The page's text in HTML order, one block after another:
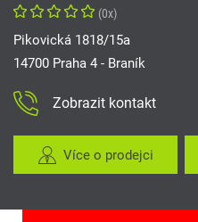
(0x)
Pikovická 1818/15a
14700 Praha 4 - Braník
Zobrazit kontakt
Více o prodejci